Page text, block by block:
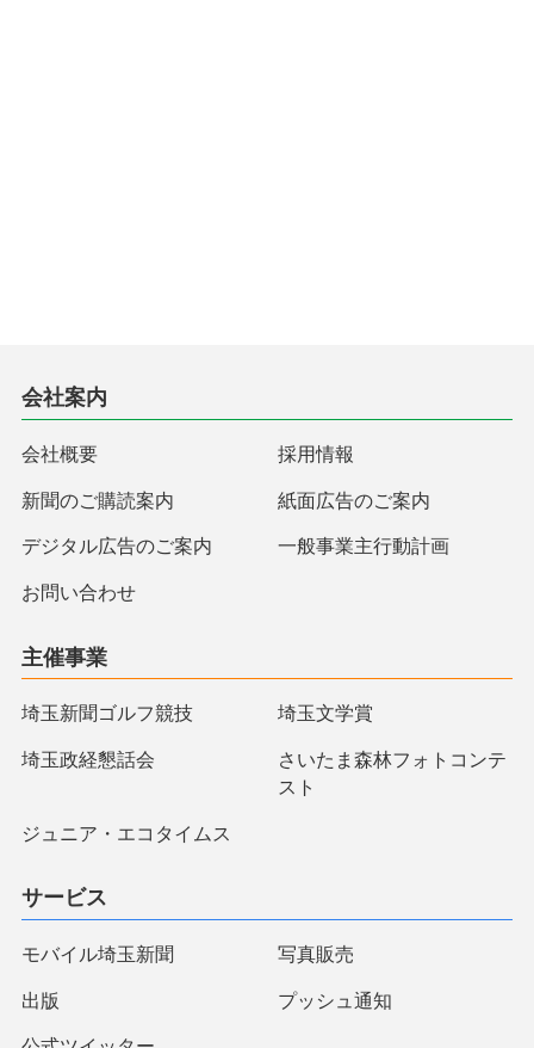
会社案内
会社概要 採用情報
新聞のご購読案内 紙面広告のご案内
デジタル広告のご案内 一般事業主行動計画
お問い合わせ
主催事業
埼玉新聞ゴルフ競技 埼玉文学賞
埼玉政経懇話会
さいたま森林フォトコンテ
スト
ジュニア・エコタイムス
サービス
モバイル埼玉新聞 写真販売
出版 プッシュ通知